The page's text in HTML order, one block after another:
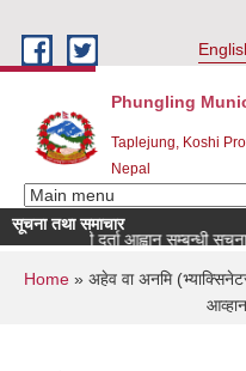
Phungling
Taplejung, Koshi
Nepal
सूचना तथा समाचार
सूची दर्ता आह्वान सम्बन्धी सूचना!!!!!!!!!!
You are here
Home» अहेव वा अनमि